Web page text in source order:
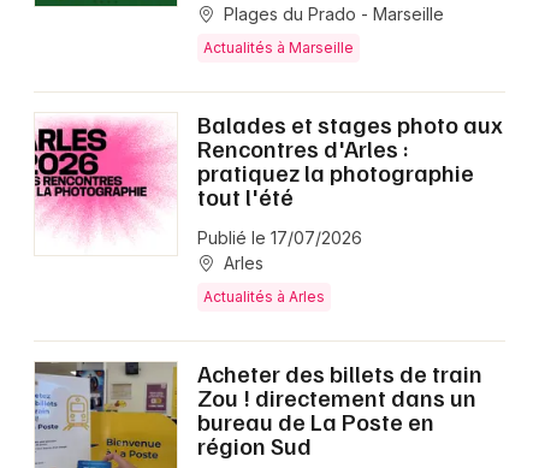
Plages du Prado - Marseille
Actualités à Marseille
Balades et stages photo aux
Rencontres d'Arles :
pratiquez la photographie
tout l'été
Publié le 17/07/2026
Arles
Actualités à Arles
Acheter des billets de train
Zou ! directement dans un
bureau de La Poste en
région Sud